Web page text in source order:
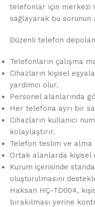
telefonlar için merkezi
sağlayarak bu sorunun
Düzenli telefon
Telefonların çalışma
Cihazların kişisel
yardımcı olur.
Personel alanlarında
Her telefona ayrı bir
Cihazların kullanıcı
kolaylaştırır.
Telefon teslim ve
Ortak alanlarda kişisel
Kurum içerisinde
oluşturulmasını
Haksan HÇ-TD004,
bırakılması yerine